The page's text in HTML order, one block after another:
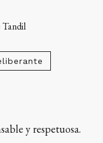
Tandil
y respetuosa.